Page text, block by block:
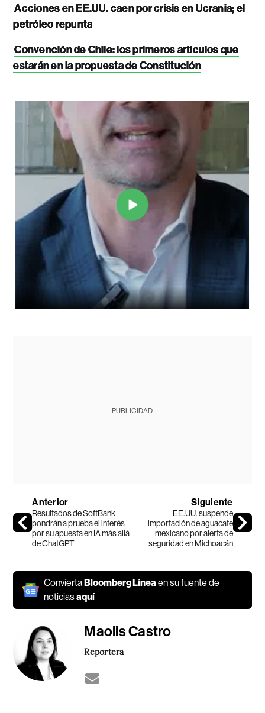
Acciones en EE.UU. caen por crisis en Ucrania; el
petróleo repunta
Convención de Chile: los primeros artículos que
estarán en la propuesta de Constitución
PUBLICIDAD
Anterior
Resultados de SoftBank
pondrán a prueba el interés
por su apuesta en IA más allá
de ChatGPT
Siguiente
EE.UU. suspende
importación de aguacate
mexicano por alerta de
seguridad en Michoacán
ConviertaBloomberg Línea en su fuente de
noticiasaquí
Maolis Castro
Reportera